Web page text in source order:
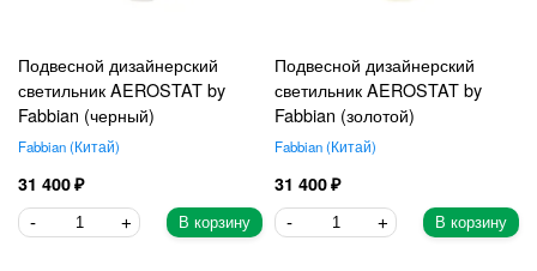
Подвесной дизайнерский
светильник AEROSTAT by
Fabbian (черный)
Fabbian Китай
31 400
В корзину
Подвесной дизайнерский
светильник AEROSTAT by
Fabbian (золотой)
Fabbian Китай
31 400
В корзину